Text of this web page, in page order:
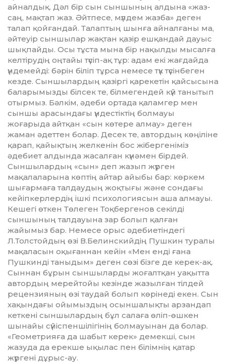
айналдық. Дәл бір сын сыншының алдына «жаз­
саң, мақтап жаз. Әйтпесе, мүлдем жаз­ба» деген
талап қойғандай. Талаптың шынға айналғаны ма,
әйтеуір сыншылар жақтан қазір ешқандай дауыс
шықпайды. Осы тұста мына бір нақылды мысалға
келтірудің оңтайы түсіп-ақ тұр: адам екі жағдайда
үндемейді: бә­рін біліп тұрса немесе түк тү­сін­беген
кезде. Сыншылардың қа­зір­гі қарекетін қайсысына
ба­­­ларымызды білсек те, білмеген­дей күй танытып
отырмыз. Бәл­кім, әдеби ортада қаламгер мен
сыншы арасындағы үндестіктің болмауы
жоғарыда айтқан «сын көтере алмау» деген
жаман әдет­тен болар. Десек те, автордың көңі­ліне
қарап, қайықтың жел­кенін бос жібергеніміз
әдебиет алдында жасалған күнәмен бір­дей.
Сыншылардың «сын» деп жа­зып жүрген
мақалаларына көптің айтар айыбы бар: көркем
шы­ғар­маға талдаудың жоқтығы және сон­дағы
кейіпкерлердің ішкі пси­хологиясын аша алмауы.
Ке­шегі өткен Төлеген Тоқбергенов секілді
сыншының талдауына зар болып қалған
жайымыз бар. Не­месе орыс әдебиетіндегі
Л.Толстойдың өзi В.Белинскийдiң Пушкин туралы
мақаласын оқығаннан кейiн «Мен ендi ғана
Пушкиндi таныдым» деген сөзі бізге де керек-ақ.
Сыннан бұрын сыншыларды жоғалтқан уақытта
автордың мерейтойы кезінде жа­зылған тілдей
рецензияның өзі таудай болып көрінеді екен. Сын
хақындағы ойымыздың осын­ша­лықты арзандап
кеткені сын­шы­лардың бұл салаға өлiп-өшкен
шынайы сүйiспеншiлiгінің болмауынан да болар.
«Геометрияға да шабыт керек» демекші, сын
жазу­да да ерекше ықылас пен бі­лім­­нің қатар
жүргені дұрыс-ау.